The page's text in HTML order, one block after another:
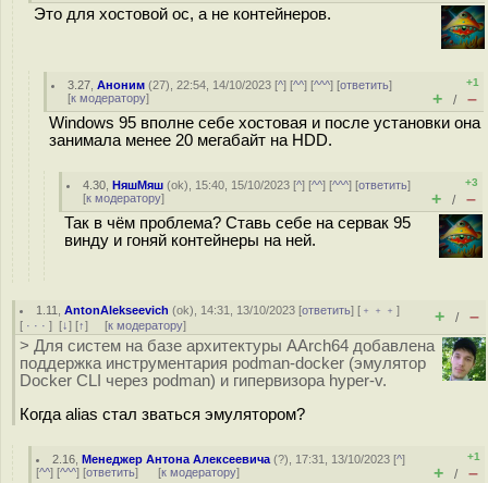
Это для хостовой ос, а не контейнеров.
3.27 ,Аноним (27), 22:54, 14/10/2023 [^] [^^] [^^^] [ответить]
[к модератору]
+1
+ / –
Windows 95 вполне себе хостовая и после установки она
занимала менее 20 мегабайт на HDD.
4.30 ,НяшМяш (ok), 15:40, 15/10/2023 [^] [^^] [^^^] [ответить]
[к модератору]
+3
+ / –
Так в чём проблема? Ставь себе на сервак 95
винду и гоняй контейнеры на ней.
1.11 ,AntonAlekseevich (ok), 14:31, 13/10/2023 [ответить] [ ﹢﹢﹢]
[ · · · ] [↓] [↑] [к модератору] + / –
> Для систем на базе архитектуры AArch64 добавлена
поддержка инструментария podman-docker (эмулятор
Docker CLI через podman) и гипервизора hyper-v.
Когда alias стал зваться эмулятором?
2.16 ,Менеджер Антона Алексеевича (?), 17:31, 13/10/2023 [^]
[^^] [^^^] [ответить] [к модератору]
+1
+ / –